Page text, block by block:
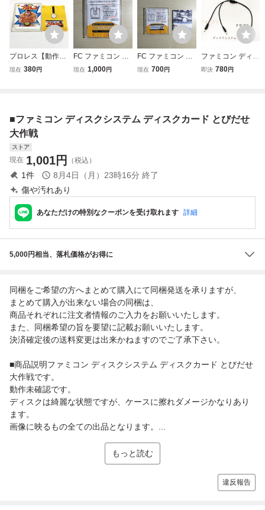
プロレス【動作確
認済・同梱可】フ
現在 380円
FC ファミコン デ
ィスクシステム デ
現在 1,000円
FC ファミコン デ
ィスクシステム デ
現在 700円
ファミコン ディス
クシステム ＡＣア
即決 780円
■ファミコン ディスクシステム ディスクカード とびだせ
大作戦
ストア
現在 1,001円 （税込）
1件 8月4日（月）23時16分 終了
傷や汚れあり
あなただけの特別なクーポンを受け取れます 詳細
5,000円相当、落札価格がお得に
同梱をご希望の方へまとめて購入にて同梱発送を承りますが、
まとめて購入が出来ない場合の同梱は、
商品それぞれに注文者情報のご入力をお願いいたします。
また、同梱希望の旨を要望に記載お願いいたします。
決済確定後の送料変更は出来かねますのでご了承下さい。
■商品説明ファミコン ディスクシステム ディスクカード とびだせ
大作戦です。
動作未確認です。
ディスクは綺麗な状態ですが、ケースに擦れダメージかなりあり
ます。
画像に映るもの全ての出品となります。...
もっと読む
違反報告